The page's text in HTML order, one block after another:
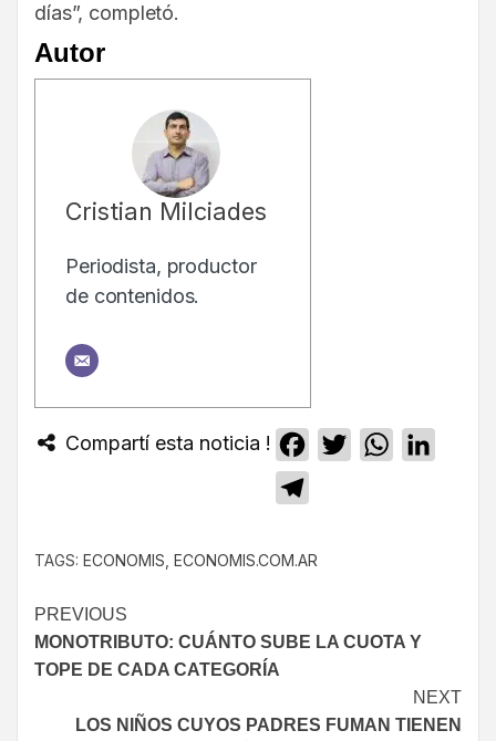
días”, completó.
Autor
Cristian Milciades
Periodista, productor
de contenidos.
Compartí esta noticia ! Facebook
TwitterWhatsApp
TAGS: ECONOMIS ECONOMIS.COM.AR
PREVIOUS
MONOTRIBUTO: CUÁNTO SUBE LA CUOTA Y
TOPE DE CADA CATEGORÍA
NEXT
LOS NIÑOS CUYOS PADRES FUMAN TIENEN